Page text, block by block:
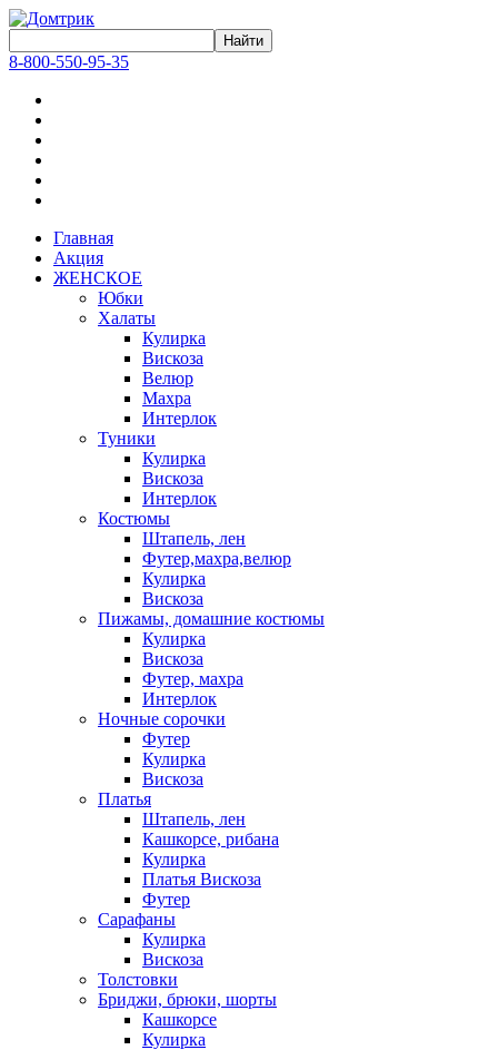
8-800-550-95-35
Главная
Акция
ЖЕНСКОЕ
Юбки
Халаты
Кулирка
Вискоза
Велюр
Махра
Интерлок
Туники
Кулирка
Вискоза
Интерлок
Костюмы
Штапель, лен
Футер,махра,велюр
Кулирка
Вискоза
Пижамы, домашние костюмы
Кулирка
Вискоза
Футер, махра
Интерлок
Ночные сорочки
Футер
Кулирка
Вискоза
Платья
Штапель, лен
Кашкорсе, рибана
Кулирка
Платья Вискоза
Футер
Сарафаны
Кулирка
Вискоза
Толстовки
Бриджи, брюки, шорты
Кашкорсе
Кулирка